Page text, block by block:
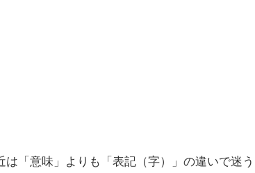
「意味」よりも「表記（字）」の違いで迷う